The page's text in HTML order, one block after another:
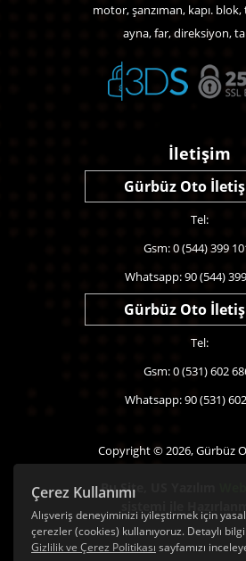
Çerez Kullanımı
Alışveriş deneyiminizi iyileştirmek için
çerezler (cookies) kullanıyoruz. Detaylı
Gizlilik ve Çerez Politikası sayfamızı
motor, şanzıman, kapı.
ayna, far, direksiyon,
İletişim
Gürbüz Oto
Tel:
Gsm: 0 (544) 399
Whatsapp: 90 (544)
Gürbüz Oto
Tel:
Gsm: 0 (531) 602
Whatsapp: 90 (531)
Copyright © 2026, Gürbüz
Bu Site,